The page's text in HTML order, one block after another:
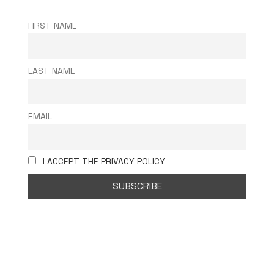
FIRST NAME
LAST NAME
EMAIL
I ACCEPT THE PRIVACY POLICY